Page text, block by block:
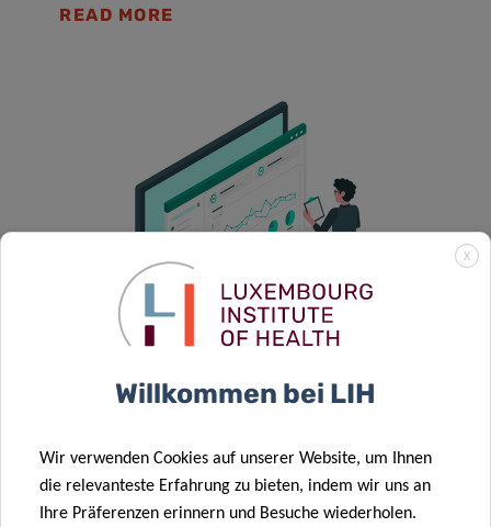
READ MORE
X
Willkommen bei LIH
Wir verwenden Cookies auf unserer Website, um Ihnen
die relevanteste Erfahrung zu bieten, indem wir uns an
Ihre Präferenzen erinnern und Besuche wiederholen.